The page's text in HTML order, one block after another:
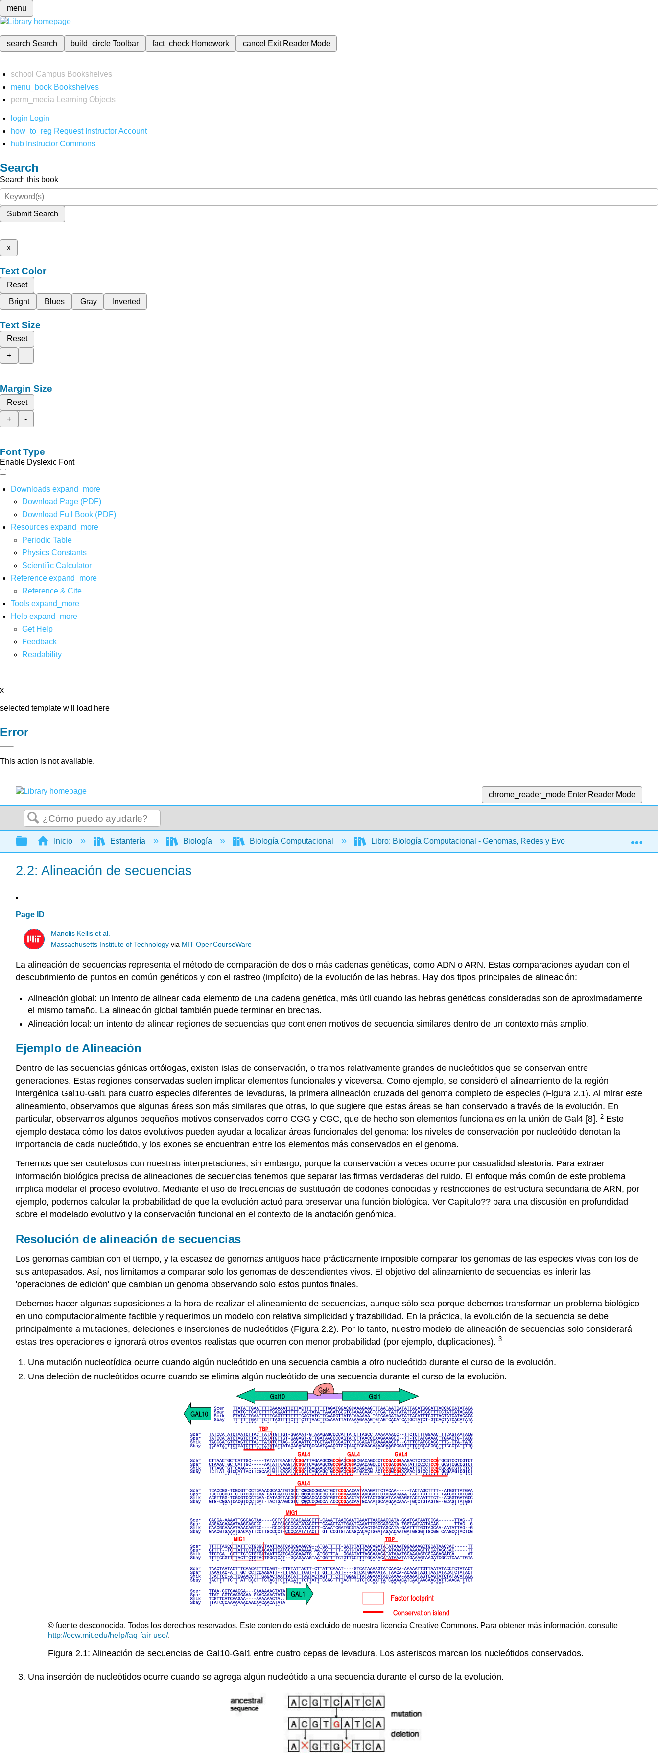
menu
search Search build_circleToolbar fact_check Homework cancel Exit Reader Mode
school Campus Bookshelves
menu_book Bookshelves
perm_media
Learning Objects
login Login
how_to_reg Request Instructor Account
hub Instructor Commons
Search
Search this book
Submit Search
x
Text Color
Reset
Bright
Blues Gray Inverted
Text Size
Reset
+
-
Margin Size
Reset
+
-
Font Type
Enable Dyslexic Font
Downloads expand_more
Download Page (PDF)
Download Full Book (PDF)
Resources expand_more
Periodic Table
Physics Constants
Scientific Calculator
Reference expand_more
Reference & Cite
Tools expand_more
Help expand_more
Get Help
Feedback
Readability
x
selected template will load here
Error
This action is not available.
chrome_reader_mode Enter Reader Mode
Buscar
Expandir/contraer jerarquía global
Inicio Estantería Biología Biología Computacional Libro: Biología Computacional - Genomas, Redes y Evolución (Kellis et al.)
2.2: Alineación de secuencias
Page ID
Manolis Kellis et al.
Massachusetts Institute of Technology via MIT OpenCourseWare
La alineación de secuencias representa el método de comparación de dos o más cadenas genéticas, como ADN o ARN. Estas comparaciones ayudan con el
descubrimiento de puntos en común genéticos y con el rastreo (implícito) de la evolución de las hebras. Hay dos tipos principales de alineación:
Alineación global: un intento de alinear cada elemento de una cadena genética, más útil cuando las hebras genéticas consideradas son de aproximadamente
el mismo tamaño. La alineación global también puede terminar en brechas.
Alineación local: un intento de alinear regiones de secuencias que contienen motivos de secuencia similares dentro de un contexto más amplio.
Ejemplo de Alineación
Dentro de las secuencias génicas ortólogas, existen islas de conservación, o tramos relativamente grandes de nucleótidos que se conservan entre
generaciones. Estas regiones conservadas suelen implicar elementos funcionales y viceversa. Como ejemplo, se consideró el alineamiento de la región
intergénica Gal10-Gal1 para cuatro especies diferentes de levaduras, la primera alineación cruzada del genoma completo de especies (Figura 2.1). Al mirar este
alineamiento, observamos que algunas áreas son más similares que otras, lo que sugiere que estas áreas se han conservado a través de la evolución. En
particular, observamos algunos pequeños motivos conservados como CGG y CGC, que de hecho son elementos funcionales en la unión de Gal4 [8]. 2 Este
ejemplo destaca cómo los datos evolutivos pueden ayudar a localizar áreas funcionales del genoma: los niveles de conservación por nucleótido denotan la
importancia de cada nucleótido, y los exones se encuentran entre los elementos más conservados en el genoma.
Tenemos que ser cautelosos con nuestras interpretaciones, sin embargo, porque la conservación a veces ocurre por casualidad aleatoria. Para extraer
información biológica precisa de alineaciones de secuencias tenemos que separar las firmas verdaderas del ruido. El enfoque más común de este problema
implica modelar el proceso evolutivo. Mediante el uso de frecuencias de sustitución de codones conocidas y restricciones de estructura secundaria de ARN, por
ejemplo, podemos calcular la probabilidad de que la evolución actuó para preservar una función biológica. Ver Capítulo?? para una discusión en profundidad
sobre el modelado evolutivo y la conservación funcional en el contexto de la anotación genómica.
Resolución de alineación de secuencias
Los genomas cambian con el tiempo, y la escasez de genomas antiguos hace prácticamente imposible comparar los genomas de las especies vivas con los de
sus antepasados. Así, nos limitamos a comparar solo los genomas de descendientes vivos. El objetivo del alineamiento de secuencias es inferir las
'operaciones de edición' que cambian un genoma observando solo estos puntos finales.
Debemos hacer algunas suposiciones a la hora de realizar el alineamiento de secuencias, aunque sólo sea porque debemos transformar un problema biológico
en uno computacionalmente factible y requerimos un modelo con relativa simplicidad y trazabilidad. En la práctica, la evolución de la secuencia se debe
principalmente a mutaciones, deleciones e inserciones de nucleótidos (Figura 2.2). Por lo tanto, nuestro modelo de alineación de secuencias solo considerará
estas tres operaciones e ignorará otros eventos realistas que ocurren con menor probabilidad (por ejemplo, duplicaciones). 3
Una mutación nucleotídica ocurre cuando algún nucleótido en una secuencia cambia a otro nucleótido durante el curso de la evolución.
Una deleción de nucleótidos ocurre cuando se elimina algún nucleótido de una secuencia durante el curso de la evolución.
© fuente desconocida. Todos los derechos reservados. Este contenido está excluido de nuestra licencia Creative Commons. Para obtener más información, consulte
http://ocw.mit.edu/help/faq-fair-use/.
Figura 2.1: Alineación de secuencias de Gal10-Gal1 entre cuatro cepas de levadura. Los asteriscos marcan los nucleótidos conservados.
Una inserción de nucleótidos ocurre cuando se agrega algún nucleótido a una secuencia durante el curso de la evolución.